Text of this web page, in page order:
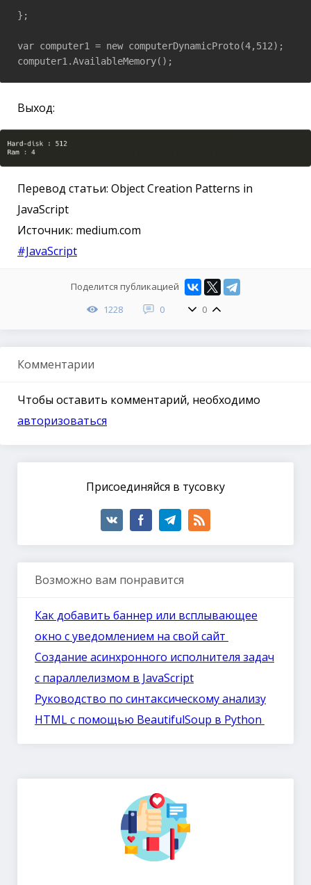
};
var computer1 = new computerDynamicProto(4,512);
computer1.AvailableMemory();
Выход:
Перевод статьи: Object Creation Patterns in
JavaScript
Источник: medium.com
#JavaScript
Поделится публикацией
1228
0 0
Комментарии
Чтобы оставить комментарий, необходимо
авторизоваться
Присоединяйся в тусовку
Возможно вам понравится
Как добавить баннер или всплывающее
окно с уведомлением на свой сайт
Создание асинхронного исполнителя задач
с параллелизмом в JavaScript
Руководство по синтаксическому анализу
HTML с помощью BeautifulSoup в Python